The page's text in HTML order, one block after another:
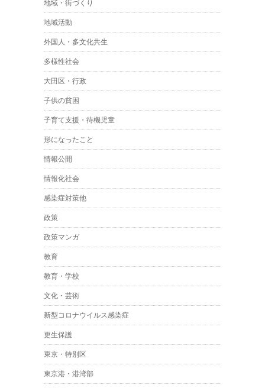
地域・街づくり
地域活動
外国人・多文化共生
多様性社会
大田区・行政
子供の貧困
子育て支援・待機児童
形になったこと
情報公開
情報化社会
感染症対策他
政策
政策マンガ
教育
教育・学校
文化・芸術
新型コロナウイルス感染症
更生保護
東京・特別区
東京港・港湾部